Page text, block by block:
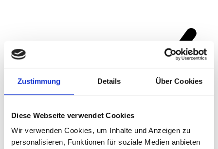
Zustimmung Details Über Cookies
Diese Webseite verwendet Cookies
Wir verwenden Cookies, um Inhalte und Anzeigen zu
personalisieren, Funktionen für soziale Medien anbieten
Artikelnummer 167HRU65-01